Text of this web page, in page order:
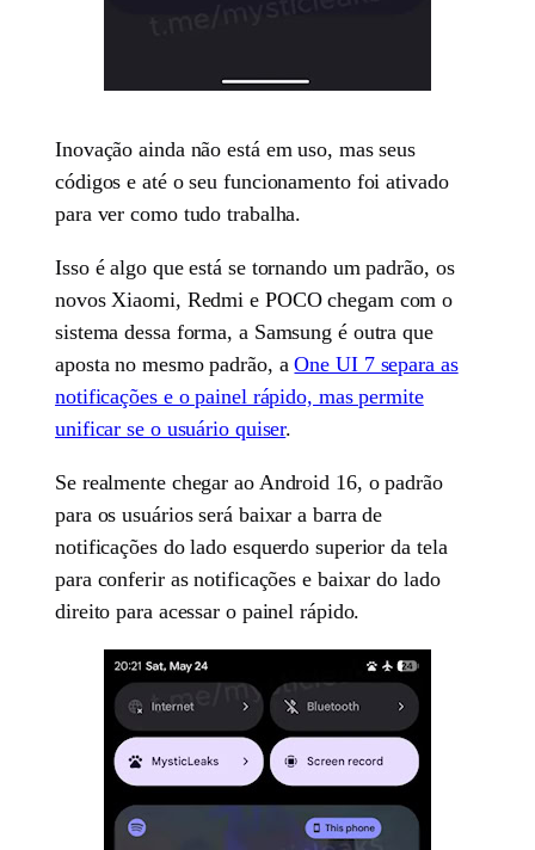
Inovação ainda não está em uso, mas seus
códigos e até o seu funcionamento foi ativado
para ver como tudo trabalha.
Isso é algo que está se tornando um padrão, os
novos Xiaomi, Redmi e POCO chegam com o
sistema dessa forma, a Samsung é outra que
aposta no mesmo padrão, aOne UI 7 separa as
notificações e o painel rápido, mas permite
unificar se o usuário quiser.
Se realmente chegar ao Android 16, o padrão
para os usuários será baixar a barra de
notificações do lado esquerdo superior da tela
para conferir as notificações e baixar do lado
direito para acessar o painel rápido.